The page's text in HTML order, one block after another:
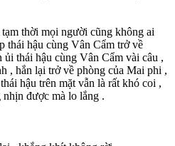
thời mọi người cũng không ai
thái hậu cùng Vân Cẩm trở về
thái hậu cùng Vân Cẩm vài câu ,
, hắn lại trở về phòng của Mai phi ,
hậu trên mặt vẫn là rất khó coi ,
được mà lo lắng .